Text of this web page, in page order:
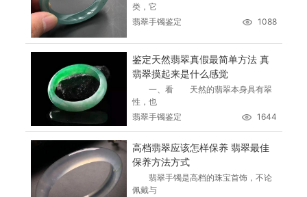
类，它
翡翠手镯鉴定
1088
鉴定天然翡翠真假最简单方法 真
翡翠摸起来是什么感觉
一、看 天然的翡翠本身具有翠
性，也
翡翠手镯鉴定
1644
高档翡翠应该怎样保养 翡翠最佳
保养方法方式
翡翠手镯是高档的珠宝首饰，不论
佩戴与